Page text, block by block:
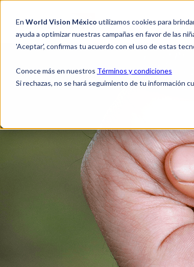
En World Vision México utilizamos cookies para
ayuda a optimizar nuestras campañas en favor de las
'Aceptar', confirmas tu acuerdo con el uso de estas
Conoce más en nuestros Términos y condiciones
Si rechazas, no se hará seguimiento de tu información